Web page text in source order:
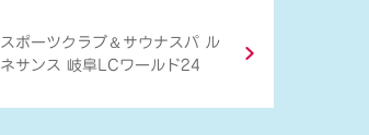
スポーツクラブ ＆ サウナスパ ル
ネサンス 岐阜LCワールド24